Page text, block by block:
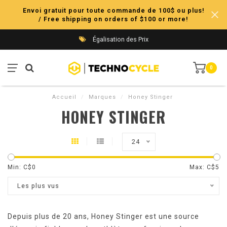
Envoi gratuit pour toute commande de 100$ ou plus!
/ Free shipping on orders of $100 or more!
Égalisation des Prix
0
Accueil / Marques / Honey Stinger
HONEY STINGER
24
Min: C$0 Max: C$5
Les plus vus
Depuis plus de 20 ans, Honey Stinger est une source